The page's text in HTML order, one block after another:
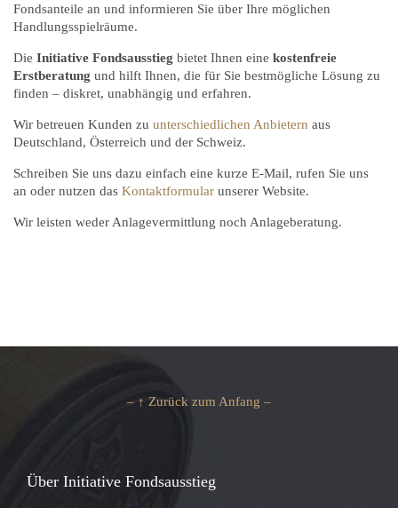
Fondsanteile an und informieren Sie über Ihre möglichen
Handlungsspielräume.
Die Initiative Fondsausstieg bietet Ihnen eine kostenfreie
Erstberatung und hilft Ihnen, die für Sie bestmögliche Lösung zu
finden – diskret, unabhängig und erfahren.
Wir betreuen Kunden zu unterschiedlichen Anbietern aus
Deutschland, Österreich und der Schweiz.
Schreiben Sie uns dazu einfach eine kurze E-Mail, rufen Sie uns
an oder nutzen das Kontaktformular unserer Website.
Wir leisten weder Anlagevermittlung noch Anlageberatung.
– ↑ Zurück zum Anfang –
Über Initiative Fondsausstieg